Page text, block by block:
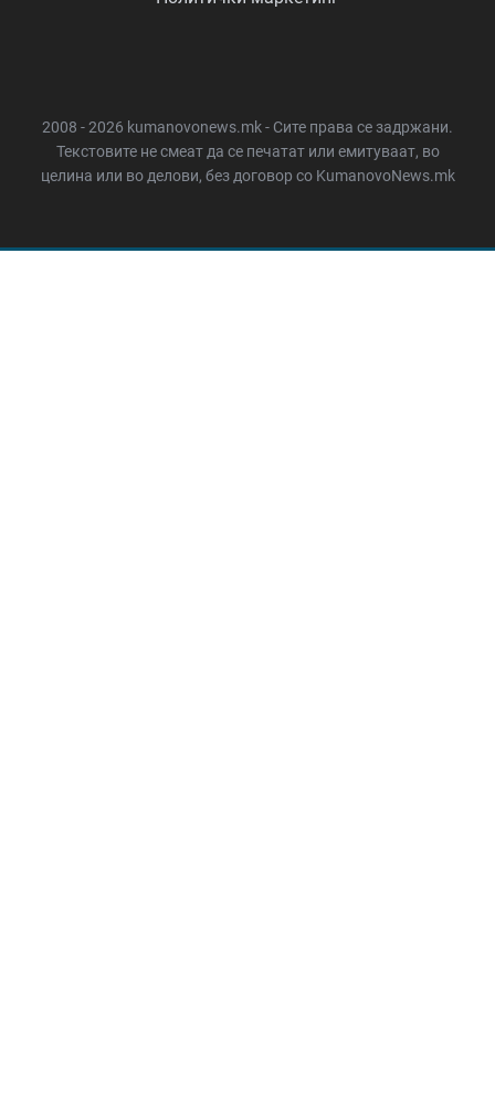
2008 - 2026 kumanovonews.mk - Сите права се задржани.
Текстовите не смеат да се печатат или емитуваат, во
целина или во делови, без договор со KumanovoNews.mk